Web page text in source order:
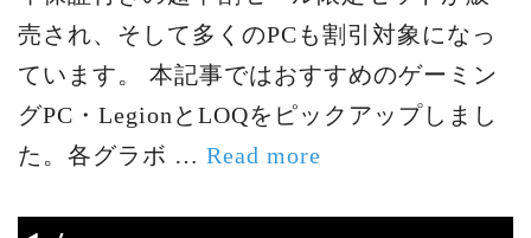
売され、そして多くのPCも割引対象になっ
ています。 本記事ではおすすめのゲーミン
グPC・LegionとLOQをピックアップしまし
た。各グラボ … Read more